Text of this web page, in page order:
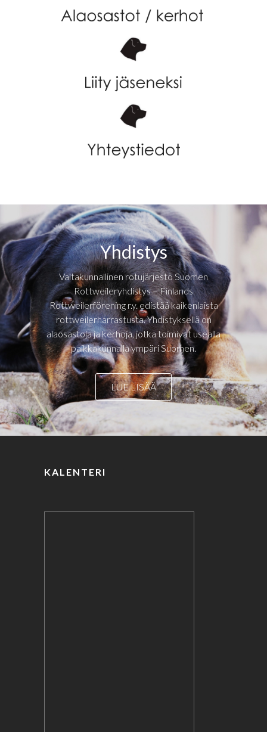
Yhdistys
Valtakunnallinen rotujärjestö Suomen
Rottweileryhdistys – Finlands
Rottweilerförening r.y. edistää kaikenlaista
rottweilerharrastusta. Yhdistyksellä on
alaosastoja ja kerhoja, jotka toimivat usealla
paikkakunnalla ympäri Suomen.
LUE LISÄÄ
KALENTERI